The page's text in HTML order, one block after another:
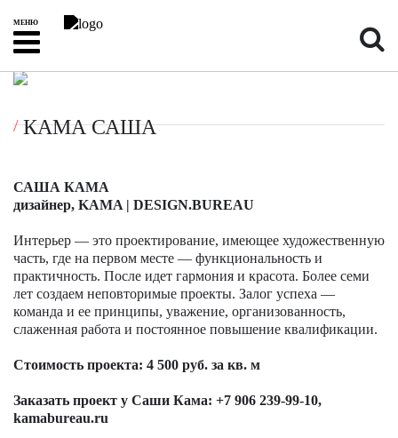
МЕНЮ
КАМА САША
САША КАМА
дизайнер, KAMA | DESIGN.BUREAU
Интерьер — это проектирование, имеющее художественную
часть, где на первом месте — функциональность и
практичность. После идет гармония и красота. Более семи
лет создаем неповторимые проекты. Залог успеха —
команда и ее принципы, уважение, организованность,
слаженная работа и постоянное повышение квалификации.
Стоимость проекта: 4 500 руб. за кв. м
Заказать проект у Саши Кама: +7 906 239-99-10,
kamabureau.ru